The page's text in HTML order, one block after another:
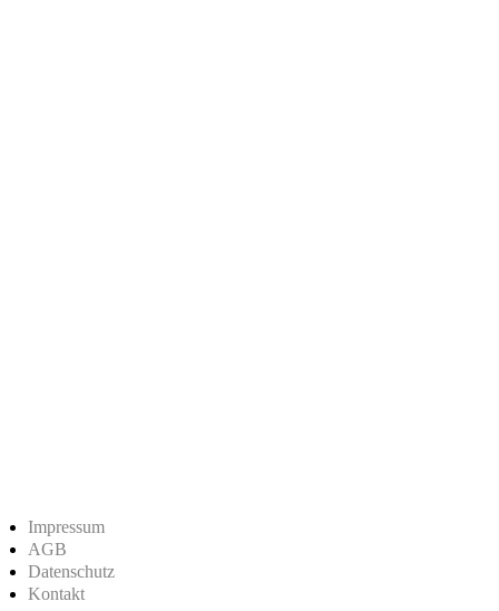
Impressum
AGB
Datenschutz
Kontakt